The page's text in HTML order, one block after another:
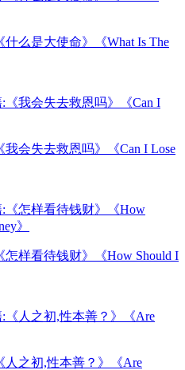
么是大使命》《What Is The
会失去救恩吗》《Can I Lose
样看待钱财》《How Should I
之初,性本善？》《Are